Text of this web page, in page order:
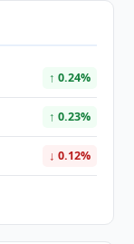
↑ 0.24%
↑ 0.23%
↓ 0.12%